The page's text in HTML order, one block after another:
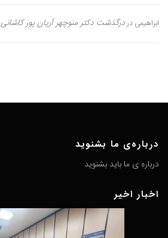
ابراهیمی دردرگذشت دکتر منوچهر آریان پور کاشانی
درباره‌ی ما بشنوید
درباره ی ما باید بشنوید
اخبار اخیر